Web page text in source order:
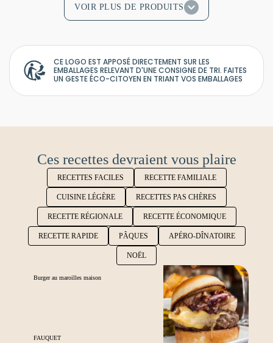
VOIR PLUS DE PRODUITS
CE LOGO EST APPOSÉ DIRECTEMENT SUR LES
EMBALLAGES RELEVANT D'UNE CONSIGNE DE TRI. FAITES
UN GESTE ÉCO-CITOYEN EN TRIANT VOS EMBALLAGES
Ces recettes devraient vous plaire
RECETTES FACILES RECETTE FAMILIALE
CUISINE LÉGÈRE RECETTES PAS CHÈRES
RECETTE RÉGIONALE RECETTE ÉCONOMIQUE
RECETTE RAPIDE PÂQUES APÉRO-DÎNATOIRE
NOËL
Burger au maroilles maison
FAUQUET